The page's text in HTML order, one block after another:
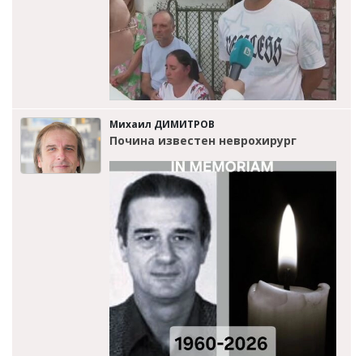
Михаил ДИМИТРОВ
Почина известен неврохирург